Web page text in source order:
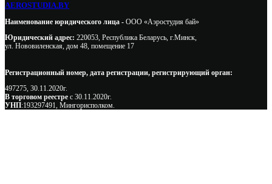
AEROSTUDIA.BY
Наименование юридического лица - ООО «Аэростудия бай»
Юридический адрес: 220053, Республика Беларусь, г.Минск,
ул. Нововиленская, дом 48, помещение 17
Регистрационный номер, дата регистрации, регистрирующий орган:
497275, 30.11.2020г.
В торговом реестре с 30.11.2020г.
УНП:193297491, Мингорисполком.